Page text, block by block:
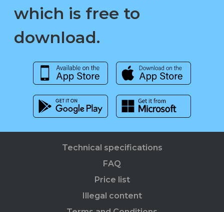
which is free to
download.
Technical specifications
FAQ
Price list
Illegal content